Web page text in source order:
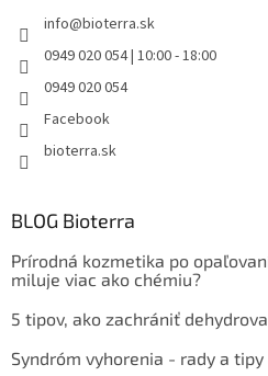
info@bioterra.sk
0949 020 054 | 10:00 - 18:00
0949 020 054
Facebook
bioterra.sk
BLOG Bioterra
Prírodná kozmetika po
miluje viac ako chémiu?
5 tipov, ako zachrániť
Syndróm vyhorenia - rady a